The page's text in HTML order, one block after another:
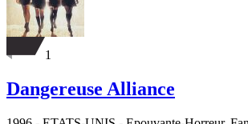
1
Dangereuse Alliance